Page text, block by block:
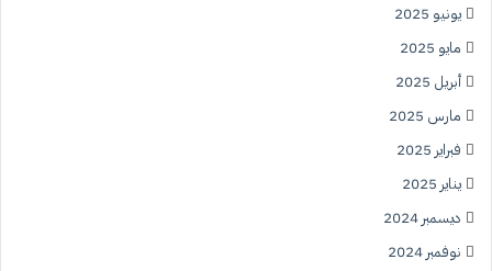
يونيو 2025
مايو 2025
أبريل 2025
مارس 2025
فبراير 2025
يناير 2025
ديسمبر 2024
نوفمبر 2024